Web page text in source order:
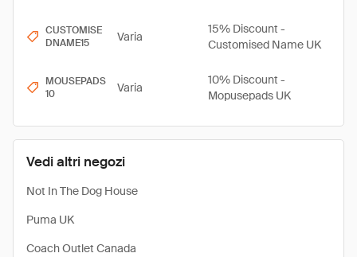
Vedi altri negozi
Not In The Dog House
Puma UK
Coach Outlet Canada
CUSTOMISE
DNAME15
Varia
15% Discount -
Customised Name UK
MOUSEPADS
10
Varia
10% Discount -
Mopusepads UK